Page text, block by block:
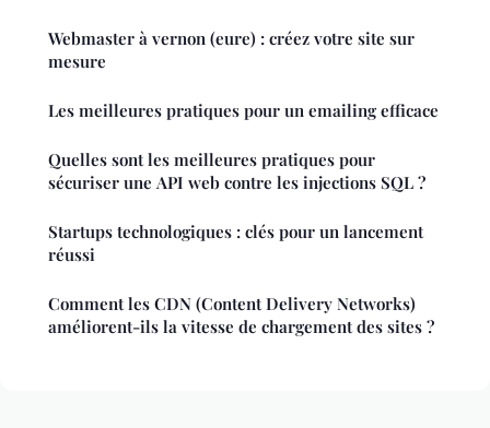
Webmaster à vernon (eure) : créez votre site sur
mesure
Les meilleures pratiques pour un emailing efficace
Quelles sont les meilleures pratiques pour
sécuriser une API web contre les injections SQL ?
Startups technologiques : clés pour un lancement
réussi
Comment les CDN (Content Delivery Networks)
améliorent-ils la vitesse de chargement des sites ?